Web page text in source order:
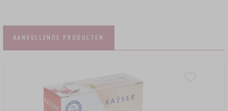
AANVULLENDE PRODUCTEN